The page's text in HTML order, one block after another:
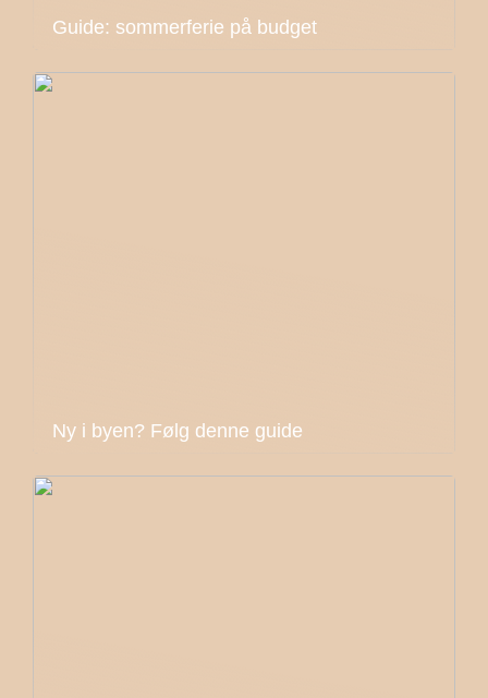
Guide: sommerferie på budget
Ny i byen? Følg denne guide